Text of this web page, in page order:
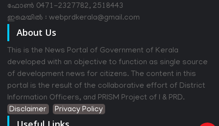
ഫോൺ 0471-2327782, 2518443
ഇമെയിൽ : webprdkerala@gmail.com
About Us
This is the News Portal of Government of Kerala
developed with an objective to function as single source
of development news for citizens. The content in this
portal is the result of the collaborative effort of District
Information Officers, and PRISM Project of I & PRD.
Disclaimer
Privacy Policy